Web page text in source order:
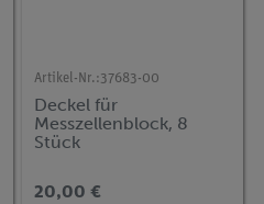
Artikel-Nr.:37683-00
Deckel für
Messzellenblock, 8
Stück
20,00 €